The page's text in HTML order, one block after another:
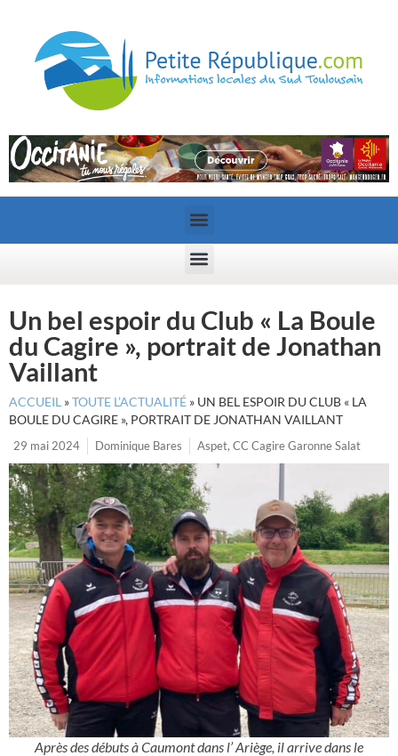
Un bel espoir du Club « La Boule
du Cagire », portrait de Jonathan
Vaillant
ACCUEIL »TOUTE L’ACTUALITÉ » UN BEL ESPOIR DU CLUB « LA
BOULE DU CAGIRE », PORTRAIT DE JONATHAN VAILLANT
29 mai 2024
Dominique Bares Aspet, CC Cagire Garonne Salat
Après des débuts à Caumont dans l’ Ariège, il arrive dans le